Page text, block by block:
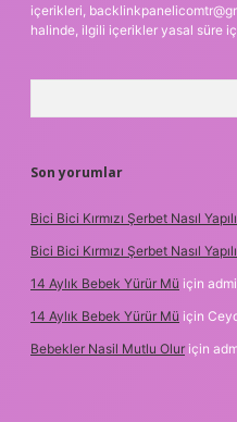
içerikleri,
halinde, ilgili içerikler yasal süre
Son yorumlar
Bici Bici Kırmızı Şerbet Nasıl
Bici Bici Kırmızı Şerbet Nasıl
14 Aylık Bebek Yürür Mü için
14 Aylık Bebek Yürür Mü için
Bebekler Nasil Mutlu Olur için